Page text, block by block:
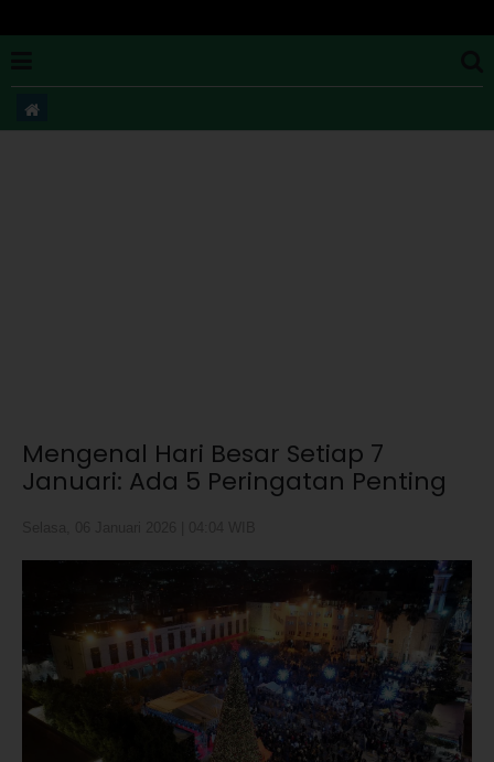
Mengenal Hari Besar Setiap 7
Januari: Ada 5 Peringatan Penting